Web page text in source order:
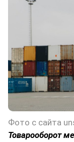
Фото с сайта
Товарооборот